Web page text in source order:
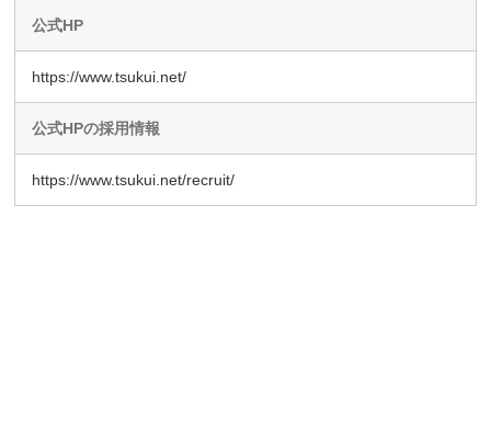
公式HP
https://www.tsukui.net/
公式HPの採用情報
https://www.tsukui.net/recruit/